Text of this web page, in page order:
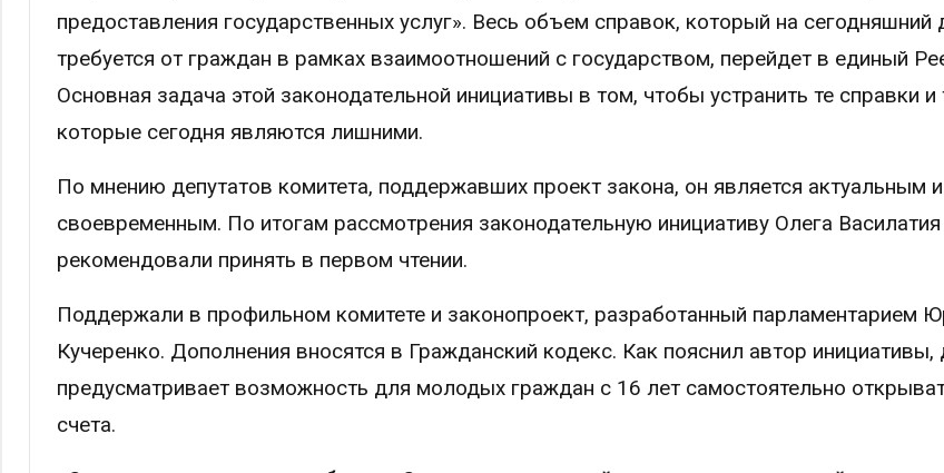
предоставления государственных услуг». Весь объем справок, который на сегодняшний
требуется от граждан в рамках взаимоотношений с государством, перейдет в единый
Основная задача этой законодательной инициативы в том, чтобы устранить те справки и
которые сегодня являются лишними.
По мнению депутатов комитета, поддержавших проект закона, он является актуальным и
своевременным. По итогам рассмотрения законодательную инициативу Олега Василатия
рекомендовали принять в первом чтении.
Поддержали в профильном комитете и законопроект, разработанный парламентарием
Кучеренко. Дополнения вносятся в Гражданский кодекс. Как пояснил автор инициативы,
предусматривает возможность для молодых граждан с 16 лет самостоятельно
счета.